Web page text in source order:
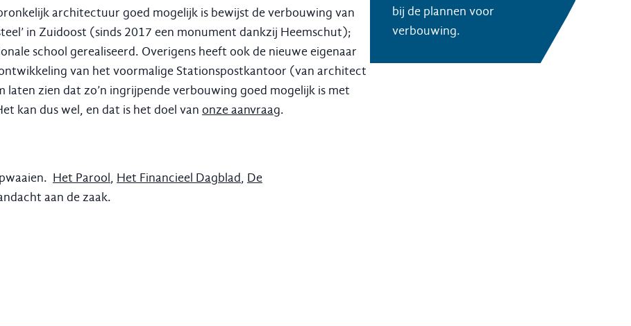
architectuur goed mogelijk is bewijst de verbouwing van
in Zuidoost (sinds 2017 een monument dankzij Heemschut);
school gerealiseerd. Overigens heeft ook de nieuwe eigenaar
van het voormalige Stationspostkantoor (van architect
zien dat zo’n ingrijpende verbouwing goed mogelijk is met
kan dus wel, en dat is het doel van onze aanvraag.
Het Parool, Het Financieel Dagblad, De
aan de zaak.
bij de plannen voor
verbouwing.